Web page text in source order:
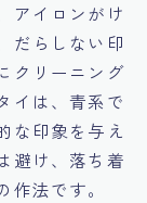
アイロンがけ
だらしない印
クリーニング
イは、青系で
な印象を与え
避け、落ち着
法です。